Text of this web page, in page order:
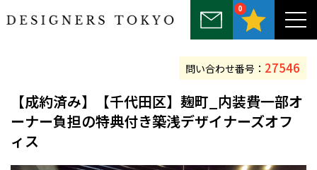
0
～25坪 25坪～50坪 50坪～75坪
75坪～100坪
【成約済み】【千代田区】麹町_内装費一部オ
ーナー負担の特典付き築浅デザイナーズオフ
ィス
問い合わせ番号： 27546